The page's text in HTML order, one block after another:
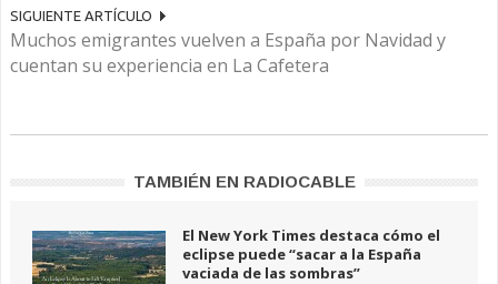
SIGUIENTE ARTÍCULO
Muchos emigrantes vuelven a España por Navidad y
cuentan su experiencia en La Cafetera
TAMBIÉN EN RADIOCABLE
El New York Times destaca cómo el
eclipse puede “sacar a la España
vaciada de las sombras”